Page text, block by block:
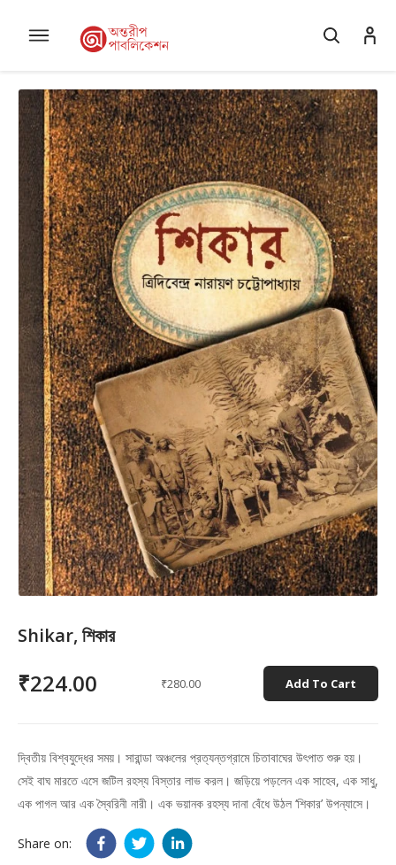
Shikar, শিকার
₹224.00 ₹280.00 Add To Cart
দ্বিতীয় বিশ্বযুদ্ধের সময়। সারান্ডা অঞ্চলের প্রত্যন্তগ্রামে চিতাবাঘের উৎপাত শুরু হয়।
সেই বাঘ মারতে এসে জটিল রহস্য বিস্তার লাভ করল। জড়িয়ে পড়লেন এক সাহেব, এক সাধু,
এক পাগল আর এক স্বৈরিনী নারী। এক ভয়ানক রহস্য দানা বেঁধে উঠল ‘শিকার’ উপন্যাসে।
Share on: